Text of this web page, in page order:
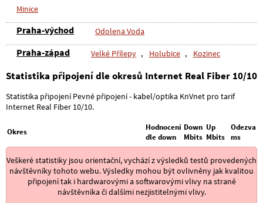
Minice
Praha-východ Odolena Voda
Praha-západ Velké Přílepy , Holubice , Kozinec
Statistika připojení dle okresů Internet Real Fiber 10/10
Statistika připojení Pevné připojení - kabel/optika KnVnet pro tarif
Internet Real Fiber 10/10.
Okres
Hodnocení
dle down
Down
Mbits
Up
Mbits
Odezva
ms
Veškeré statistiky jsou orientační, vychází z výsledků testů provedených
návštěvníky tohoto webu. Výsledky mohou být ovlivněny jak kvalitou
připojení tak i hardwarovými a softwarovými vlivy na straně
návštěvníka či dalšími nezjistitelnými vlivy.